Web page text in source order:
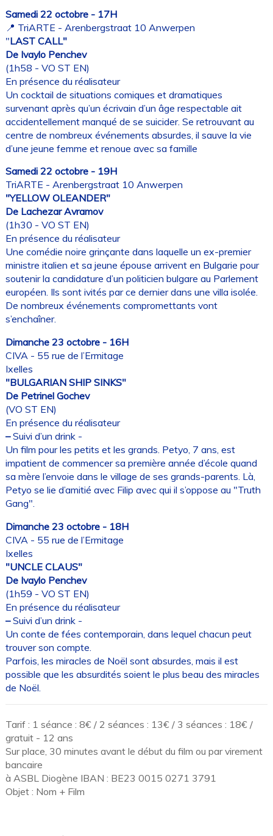
Samedi 22 octobre - 17H
📍 TriARTE - Arenbergstraat 10 Anwerpen
"LAST CALL"
De Ivaylo Penchev
(1h58 - VO ST EN)
En présence du réalisateur
Un cocktail de situations comiques et dramatiques
survenant après qu’un écrivain d’un âge respectable ait
accidentellement manqué de se suicider. Se retrouvant au
centre de nombreux événements absurdes, il sauve la vie
d’une jeune femme et renoue avec sa famille
Samedi 22 octobre - 19H
TriARTE - Arenbergstraat 10 Anwerpen
"YELLOW OLEANDER"
De Lachezar Avramov
(1h30 - VO ST EN)
En présence du réalisateur
Une comédie noire grinçante dans laquelle un ex-premier
ministre italien et sa jeune épouse arrivent en Bulgarie pour
soutenir la candidature d’un politicien bulgare au Parlement
européen. Ils sont ivités par ce dernier dans une villa isolée.
De nombreux événements compromettants vont
s’enchaîner.
Dimanche 23 octobre - 16H
CIVA - 55 rue de l’Ermitage
Ixelles
"BULGARIAN SHIP SINKS"
De Petrinel Gochev
(VO ST EN)
En présence du réalisateur
–Suivi d’un drink -
Un film pour les petits et les grands. Petyo, 7 ans, est
impatient de commencer sa première année d’école quand
sa mère l’envoie dans le village de ses grands-parents. Là,
Petyo se lie d’amitié avec Filip avec qui il s’oppose au "Truth
Gang".
Dimanche 23 octobre - 18H
CIVA - 55 rue de l’Ermitage
Ixelles
"UNCLE CLAUS"
De Ivaylo Penchev
(1h59 - VO ST EN)
En présence du réalisateur
–Suivi d’un drink -
Un conte de fées contemporain, dans lequel chacun peut
trouver son compte.
Parfois, les miracles de Noël sont absurdes, mais il est
possible que les absurdités soient le plus beau des miracles
de Noël.
Tarif : 1 séance : 8€ / 2 séances : 13€ / 3 séances : 18€ /
gratuit - 12 ans
Sur place, 30 minutes avant le début du film ou par virement
bancaire
à ASBL Diogène IBAN : BE23 0015 0271 3791
Objet : Nom + Film